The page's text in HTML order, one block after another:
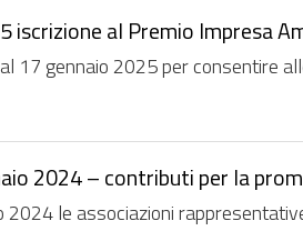
iscrizione al Premio Impresa
17 gennaio 2025 per consentire
2024 – contributi per la
le associazioni